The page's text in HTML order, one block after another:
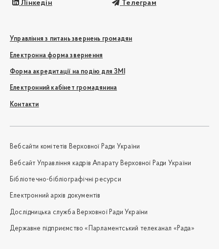
Лінкедін Телеграм
Управління з питань звернень громадян
Електронна форма звернення
Форма акредитації на подію для ЗМІ
Електронний кабінет громадянина
Контакти
Вебсайти комітетів Верховної Ради України
Вебсайт Управління кадрів Апарату Верховної Ради України
Бібліотечно-бібліографічні ресурси
Електронний архів документів
Дослідницька служба Верховної Ради України
Державне підприємство «Парламентський телеканал «Рада»